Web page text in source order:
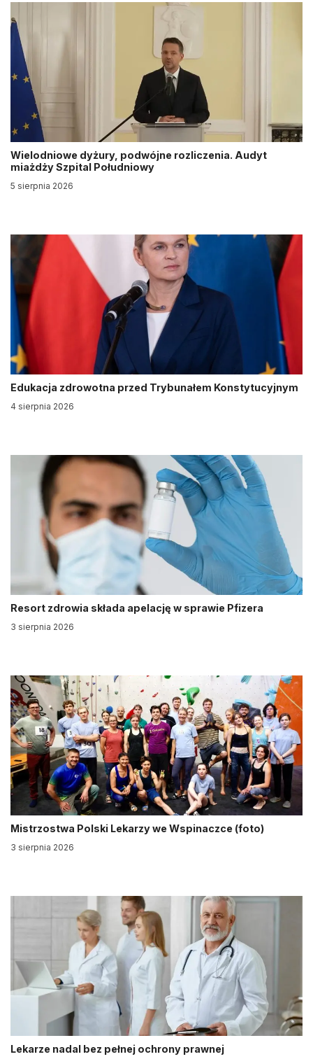
Wielodniowe dyżury, podwójne rozliczenia. Audyt
miażdży Szpital Południowy
5 sierpnia 2026
Edukacja zdrowotna przed Trybunałem Konstytucyjnym
4 sierpnia 2026
Resort zdrowia składa apelację w sprawie Pfizera
3 sierpnia 2026
Mistrzostwa Polski Lekarzy we Wspinaczce (foto)
3 sierpnia 2026
Lekarze nadal bez pełnej ochrony prawnej